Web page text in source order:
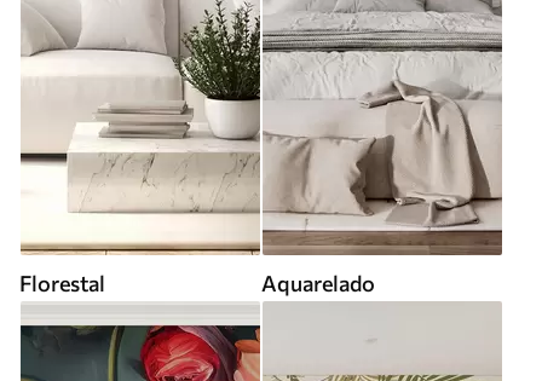
Florestal Aquarelado